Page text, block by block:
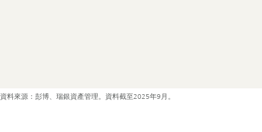
資料來源：彭博、瑞銀資產管理。資料截至2025年9月。